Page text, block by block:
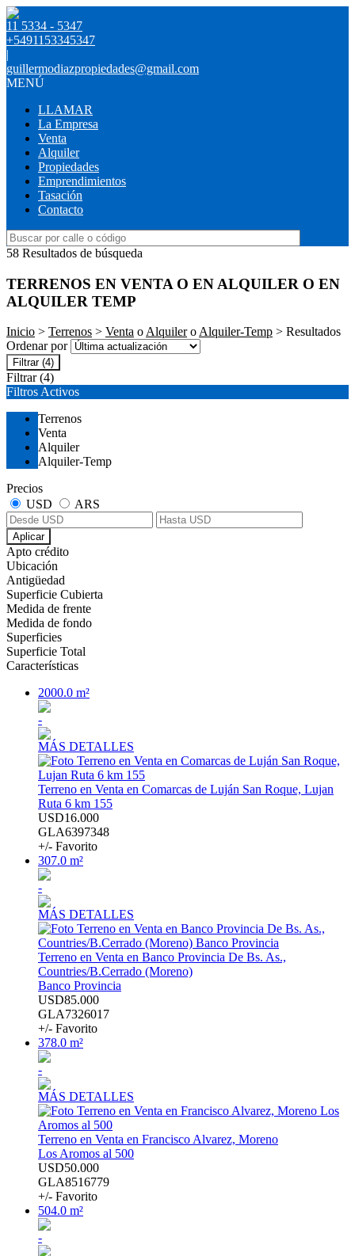
11 5334 - 5347
+5491153345347
|
guillermodiazpropiedades@gmail.com
MENÚ
LLAMAR
La Empresa
Venta
Alquiler
Propiedades
Emprendimientos
Tasación
Contacto
58 Resultados de búsqueda
TERRENOS EN VENTA O EN ALQUILER O EN
ALQUILER TEMP
Inicio > Terrenos > Venta oAlquileroAlquiler-Temp > Resultados
Ordenar por
Filtrar (4)
Filtrar (4)
Filtros Activos
Terrenos
Venta
Alquiler
Alquiler-Temp
Precios
USD
ARS
Aplicar
Apto crédito
Ubicación
Antigüedad
Superficie Cubierta
Medida de frente
Medida de fondo
Superficies
Superficie Total
Características
2000.0 m²
-
MÁS DETALLES
Terreno en Venta en Comarcas de Luján San Roque, Lujan
Ruta 6 km 155
USD16.000
GLA6397348
+/- Favorito
307.0 m²
-
MÁS DETALLES
Terreno en Venta en Banco Provincia De Bs. As.,
Countries/B.Cerrado (Moreno)
Banco Provincia
USD85.000
GLA7326017
+/- Favorito
378.0 m²
-
MÁS DETALLES
Terreno en Venta en Francisco Alvarez, Moreno
Los Aromos al 500
USD50.000
GLA8516779
+/- Favorito
504.0 m²
-